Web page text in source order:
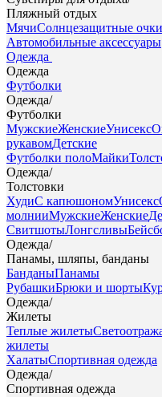
Пляжный отдых
МячиСолнцезащитные очки
Автомобильные аксессуары
Одежда
Одежда
Футболки
Одежда/
Футболки
МужскиеЖенскиеУнисекс
рукавомДетские
Футболки полоМайки
Одежда/
Толстовки
ХудиС капюшономУнисекс
молнииМужскиеЖенские
СвитшотыЛонгсливы
Одежда/
Панамы, шляпы, банданы
БанданыПанамы
РубашкиБрюки и шорты
Одежда/
Жилеты
Теплые жилеты
жилеты
ХалатыСпортивная одежда
Одежда/
Спортивная одежда